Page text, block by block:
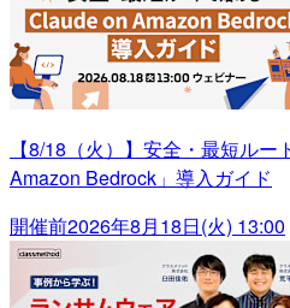
【8/18（火）】安全・最短ル
Amazon Bedrock」導入ガイド
開催前2026年8月18日(火) 13:00